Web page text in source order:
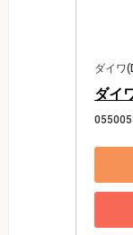
ダイワ
ダイ